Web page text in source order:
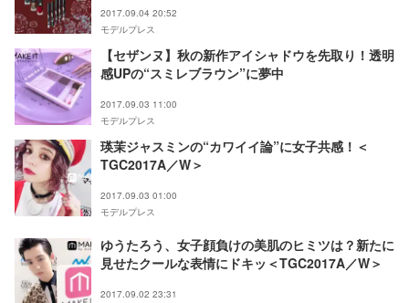
2017.09.04 20:52
モデルプレス
【セザンヌ】秋の新作アイシャドウを先取り！透明
感UPの“スミレブラウン”に夢中
2017.09.03 11:00
モデルプレス
瑛茉ジャスミンの“カワイイ論”に女子共感！＜
TGC2017A／W＞
2017.09.03 01:00
モデルプレス
ゆうたろう、女子顔負けの美肌のヒミツは？新たに
見せたクールな表情にドキッ＜TGC2017A／W＞
2017.09.02 23:31